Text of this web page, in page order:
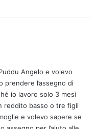
Angelo e volevo
prendere l’assegno di
io lavoro solo 3 mesi
reddito basso o tre figli
e volevo sapere se